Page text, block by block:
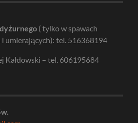
( tylko w spawach
umierających): tel. 516368194
Kałdowski – tel. 606195684